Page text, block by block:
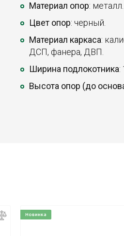
Материал опор: металл.
Цвет опор: черный.
Материал каркаса:
ДСП, фанера, ДВП.
Ширина подлокотника:
Высота опор (до
Новинка